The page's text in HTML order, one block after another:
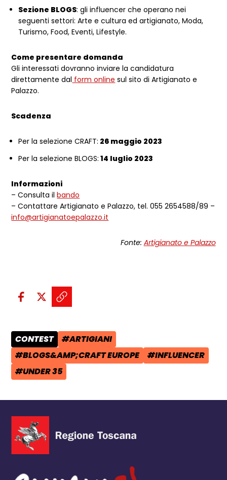
Sezione BLOGS: gli influencer che operano nei
seguenti settori: Arte e cultura ed artigianato, Moda,
Turismo, Food, Eventi, Lifestyle.
Come presentare domanda
Gli interessati dovranno inviare la candidatura
direttamente dal form online sul sito di Artigianato e
Palazzo.
Scadenza
Per la selezione CRAFT: 26 maggio 2023
Per la selezione BLOGS: 14 luglio 2023
Informazioni
– Consulta ilbando
– Contattare Artigianato e Palazzo, tel. 055 2654588/89 –
info@artigianatoepalazzo.it
Fonte: Artigianato e Palazzo
Condividi sui social:
Condividi su Facebook - apre
Condividi su X - apre una
Copia il link e condividi -
CATEGORIA POST:
CONTEST TAG:
#ARTIGIANI
TAG:
#BLOGS&AMP;CRAFT EUROPE TAG:
#INFLUENCER
TAG:
#UNDER 35